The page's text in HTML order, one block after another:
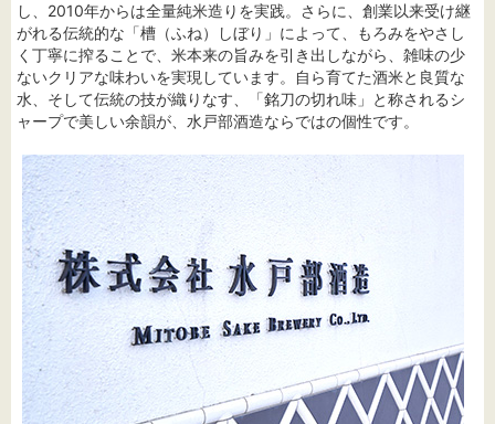
し、2010年からは全量純米造りを実践。さらに、創業以来受け継
がれる伝統的な「槽（ふね）しぼり」によって、もろみをやさし
く丁寧に搾ることで、米本来の旨みを引き出しながら、雑味の少
ないクリアな味わいを実現しています。自ら育てた酒米と良質な
水、そして伝統の技が織りなす、「銘刀の切れ味」と称されるシ
ャープで美しい余韻が、水戸部酒造ならではの個性です。